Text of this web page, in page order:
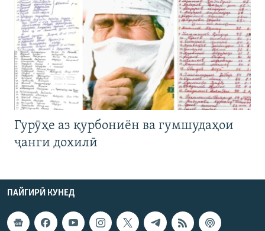
Гурӯҳе аз қурбониён ва гумшудаҳои
ҷанги дохилӣ
ПАЙГИРӢ КУНЕД